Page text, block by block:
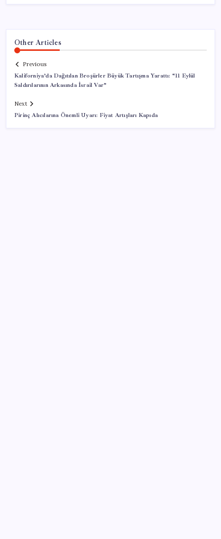
Other Articles
Previous
Kaliforniya’da Dağıtılan Broşürler Büyük Tartışma Yarattı: “11 Eylül
Saldırılarının Arkasında İsrail Var”
Next
Pirinç Alıcılarına Önemli Uyarı: Fiyat Artışları Kapıda